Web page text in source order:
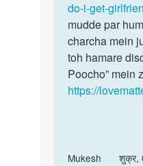
do-i-get-
mudde par
charcha mein
toh hamare
Poocho” mein
https://
Mukesh
शुक्र,